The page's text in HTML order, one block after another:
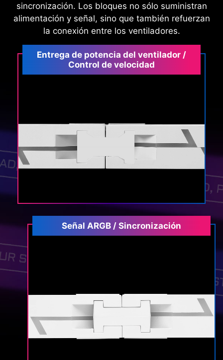
sincronización. Los bloques no sólo suministran
alimentación y señal, sino que también refuerzan
la conexión entre los ventiladores.
Entrega de potencia del ventilador /
Control de velocidad
Señal ARGB / Sincronización